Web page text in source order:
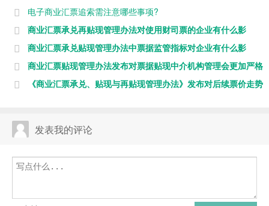
风险，利
电子商业汇票追索需注意哪些事项?
商业汇票承兑再贴现管理办法对使用财司票的企业有什么影
响?
商业汇票承兑贴现管理办法中票据监管指标对企业有什么影
响?
商业汇票贴现管理办法发布对票据贴现中介机构管理会更加严格
吗?
《商业汇票承兑、贴现与再贴现管理办法》发布对后续票价走势
发表我的评论